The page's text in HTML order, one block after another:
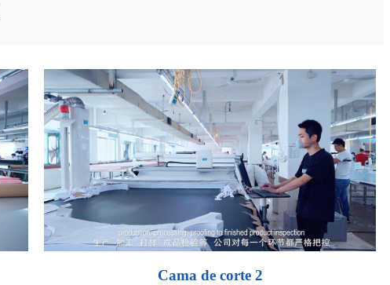
Cama de corte 2